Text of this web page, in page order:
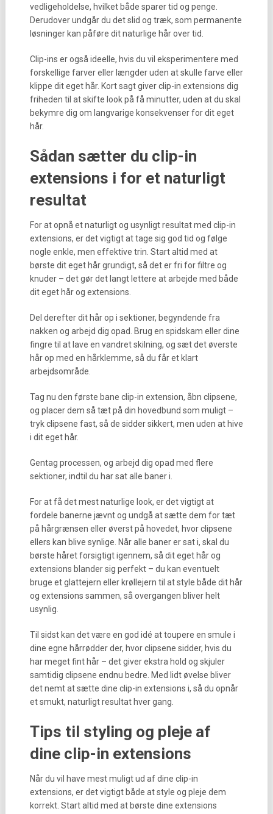
vedligeholdelse, hvilket både sparer tid og penge.
Derudover undgår du det slid og træk, som permanente
løsninger kan påføre dit naturlige hår over tid.
Clip-ins er også ideelle, hvis du vil eksperimentere med
forskellige farver eller længder uden at skulle farve eller
klippe dit eget hår. Kort sagt giver clip-in extensions dig
friheden til at skifte look på få minutter, uden at du skal
bekymre dig om langvarige konsekvenser for dit eget
hår.
Sådan sætter du clip-in
extensions i for et naturligt
resultat
For at opnå et naturligt og usynligt resultat med clip-in
extensions, er det vigtigt at tage sig god tid og følge
nogle enkle, men effektive trin. Start altid med at
børste dit eget hår grundigt, så det er fri for filtre og
knuder – det gør det langt lettere at arbejde med både
dit eget hår og extensions.
Del derefter dit hår op i sektioner, begyndende fra
nakken og arbejd dig opad. Brug en spidskam eller dine
fingre til at lave en vandret skilning, og sæt det øverste
hår op med en hårklemme, så du får et klart
arbejdsområde.
Tag nu den første bane clip-in extension, åbn clipsene,
og placer dem så tæt på din hovedbund som muligt –
tryk clipsene fast, så de sidder sikkert, men uden at hive
i dit eget hår.
Gentag processen, og arbejd dig opad med flere
sektioner, indtil du har sat alle baner i.
For at få det mest naturlige look, er det vigtigt at
fordele banerne jævnt og undgå at sætte dem for tæt
på hårgrænsen eller øverst på hovedet, hvor clipsene
ellers kan blive synlige. Når alle baner er sat i, skal du
børste håret forsigtigt igennem, så dit eget hår og
extensions blander sig perfekt – du kan eventuelt
bruge et glattejern eller krøllejern til at style både dit hår
og extensions sammen, så overgangen bliver helt
usynlig.
Til sidst kan det være en god idé at toupere en smule i
dine egne hårrødder der, hvor clipsene sidder, hvis du
har meget fint hår – det giver ekstra hold og skjuler
samtidig clipsene endnu bedre. Med lidt øvelse bliver
det nemt at sætte dine clip-in extensions i, så du opnår
et smukt, naturligt resultat hver gang.
Tips til styling og pleje af
dine clip-in extensions
Når du vil have mest muligt ud af dine clip-in
extensions, er det vigtigt både at style og pleje dem
korrekt. Start altid med at børste dine extensions